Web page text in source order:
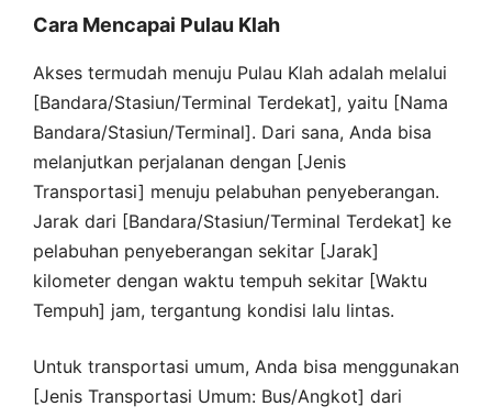
Cara Mencapai Pulau Klah
Akses termudah menuju Pulau Klah adalah melalui
[Bandara/Stasiun/Terminal Terdekat], yaitu [Nama
Bandara/Stasiun/Terminal]. Dari sana, Anda bisa
melanjutkan perjalanan dengan [Jenis
Transportasi] menuju pelabuhan penyeberangan.
Jarak dari [Bandara/Stasiun/Terminal Terdekat] ke
pelabuhan penyeberangan sekitar [Jarak]
kilometer dengan waktu tempuh sekitar [Waktu
Tempuh] jam, tergantung kondisi lalu lintas.
Untuk transportasi umum, Anda bisa menggunakan
[Jenis Transportasi Umum: Bus/Angkot] dari